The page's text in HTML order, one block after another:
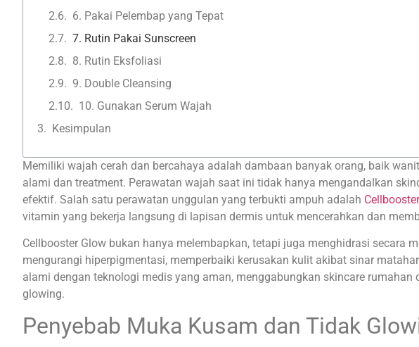
6. Pakai Pelembap yang Tepat
7. Rutin Pakai Sunscreen
8. Rutin Eksfoliasi
9. Double Cleansing
10. Gunakan Serum Wajah
Kesimpulan
Memiliki wajah cerah dan bercahaya adalah dambaan banyak orang, baik
alami dan treatment. Perawatan wajah saat ini tidak hanya mengandalkan
efektif. Salah satu perawatan unggulan yang terbukti ampuh adalah
vitamin yang bekerja langsung di lapisan dermis untuk mencerahkan dan
Cellbooster Glow bukan hanya melembapkan, tetapi juga menghidrasi
mengurangi hiperpigmentasi, memperbaiki kerusakan kulit akibat sinar
alami dengan teknologi medis yang aman, menggabungkan skincare
glowing.
Penyebab Muka Kusam dan Tidak